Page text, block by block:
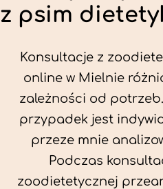
z psim
Konsultacje z
online w Mielnie
zależności od
przypadek jest
przeze mnie
Podczas
zoodietetycznej